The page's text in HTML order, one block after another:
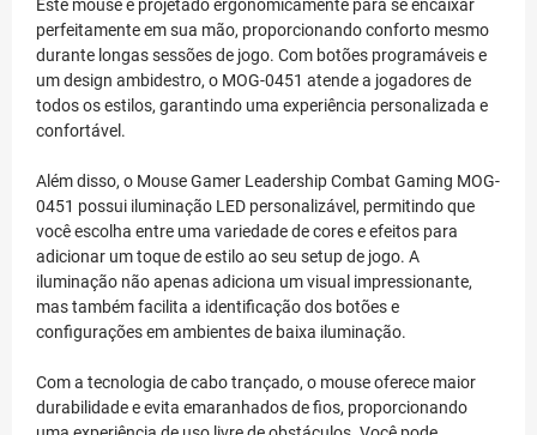
Este mouse é projetado ergonomicamente para se encaixar
perfeitamente em sua mão, proporcionando conforto mesmo
durante longas sessões de jogo. Com botões programáveis e
um design ambidestro, o MOG-0451 atende a jogadores de
todos os estilos, garantindo uma experiência personalizada e
confortável.
Além disso, o Mouse Gamer Leadership Combat Gaming MOG-
0451 possui iluminação LED personalizável, permitindo que
você escolha entre uma variedade de cores e efeitos para
adicionar um toque de estilo ao seu setup de jogo. A
iluminação não apenas adiciona um visual impressionante,
mas também facilita a identificação dos botões e
configurações em ambientes de baixa iluminação.
Com a tecnologia de cabo trançado, o mouse oferece maior
durabilidade e evita emaranhados de fios, proporcionando